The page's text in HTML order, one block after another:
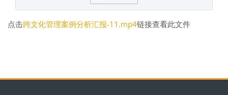
点击跨文化管理案例分析汇报-11.mp4链接查看此文件